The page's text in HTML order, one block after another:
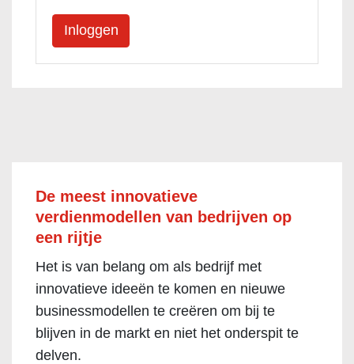
De meest innovatieve
verdienmodellen van bedrijven op
een rijtje
Het is van belang om als bedrijf met
innovatieve ideeën te komen en nieuwe
businessmodellen te creëren om bij te
blijven in de markt en niet het onderspit te
delven.